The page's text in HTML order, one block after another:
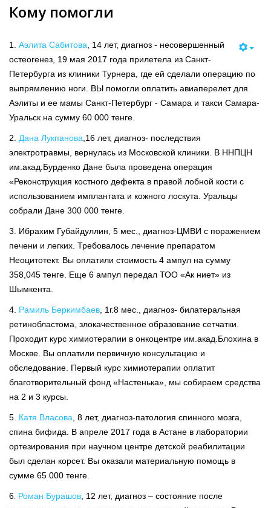
Кому помогли
1. Аэлита Сабитова , 14 лет, диагноз - несовершенный
остеогенез, 19 мая 2017 года прилетела из Санкт-
Петербурга из клиники Турнера, где ей сделали операцию по
выпрямлению ноги. ВЫ помогли оплатить авиаперелет для
Аэлиты и ее мамы Санкт-Петербург - Самара и такси Самара-
Уральск на сумму 60 000 тенге.
2. Дана Лукпанова ,16 лет, диагноз- последствия
электротравмы, вернулась из Московской клиники. В ННПЦН
им.акад.Бурденко Дане была проведена операция
«Реконструкция костного дефекта в правой лобной кости с
использованием имплантата и кожного лоскута. Уральцы
собрали Дане 300 000 тенге.
3. Ибрахим Губайдуллин, 5 мес., диагноз-ЦМВИ с поражением
печени и легких. Требовалось лечение препаратом
Неоцитотект. Вы оплатили стоимость 4 ампул на сумму
358,045 тенге. Еще 6 ампул передал ТОО «Ак ниет» из
Шымкента.
4. Рамиль Беркимбаев , 1г.8 мес., диагноз- билатеральная
ретинобластома, злокачественное образование сетчатки.
Проходит курс химиотерапии в онкоцентре им.акад.Блохина в
Москве. Вы оплатили первичную консультацию и
обследование. Первый курс химиотерапии оплатит
благотворительный фонд «Настенька», мы собираем средства
на 2 и 3 курсы.
5. Катя Власова , 8 лет, диагноз-патология спинного мозга,
спина бифида. В апреле 2017 года в Астане в лаборатории
ортезирования при научном центре детской реабилитации
был сделан корсет. Вы оказали материальную помощь в
сумме 65 000 тенге.
6. Роман Бурашов , 12 лет, диагноз – состояние после